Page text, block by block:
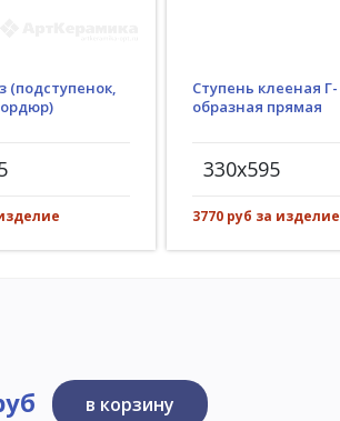
(подступенок,
Ступень клееная Г-
образная прямая
330x595
3770 руб за изделие
в корзину